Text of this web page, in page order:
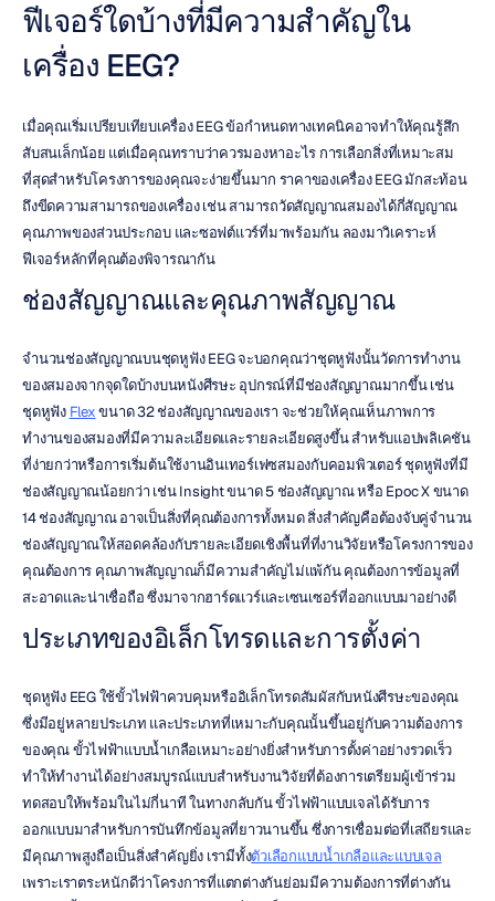
ฟีเจอร์ใดบ้างที่มีความสำคัญใน
เครื่อง EEG?
เมื่อคุณเริ่มเปรียบเทียบเครื่อง EEG ข้อกำหนดทางเทคนิคอาจทำให้คุณรู้สึก
สับสนเล็กน้อย แต่เมื่อคุณทราบว่าควรมองหาอะไร การเลือกสิ่งที่เหมาะสม
ที่สุดสำหรับโครงการของคุณจะง่ายขึ้นมาก ราคาของเครื่อง EEG มักสะท้อน
ถึงขีดความสามารถของเครื่อง เช่น สามารถวัดสัญญาณสมองได้กี่สัญญาณ
คุณภาพของส่วนประกอบ และซอฟต์แวร์ที่มาพร้อมกัน ลองมาวิเคราะห์
ฟีเจอร์หลักที่คุณต้องพิจารณากัน
ช่องสัญญาณและคุณภาพสัญญาณ
จำนวนช่องสัญญาณบนชุดหูฟัง EEG จะบอกคุณว่าชุดหูฟังนั้นวัดการทำงาน
ของสมองจากจุดใดบ้างบนหนังศีรษะ อุปกรณ์ที่มีช่องสัญญาณมากขึ้น เช่น
ชุดหูฟัง Flex ขนาด 32 ช่องสัญญาณของเรา จะช่วยให้คุณเห็นภาพการ
ทำงานของสมองที่มีความละเอียดและรายละเอียดสูงขึ้น สำหรับแอปพลิเคชัน
ที่ง่ายกว่าหรือการเริ่มต้นใช้งานอินเทอร์เฟซสมองกับคอมพิวเตอร์ ชุดหูฟังที่มี
ช่องสัญญาณน้อยกว่า เช่น Insight ขนาด 5 ช่องสัญญาณ หรือ Epoc X ขนาด
14 ช่องสัญญาณ อาจเป็นสิ่งที่คุณต้องการทั้งหมด สิ่งสำคัญคือต้องจับคู่จำนวน
ช่องสัญญาณให้สอดคล้องกับรายละเอียดเชิงพื้นที่ที่งานวิจัยหรือโครงการของ
คุณต้องการ คุณภาพสัญญาณก็มีความสำคัญไม่แพ้กัน คุณต้องการข้อมูลที่
สะอาดและน่าเชื่อถือ ซึ่งมาจากฮาร์ดแวร์และเซนเซอร์ที่ออกแบบมาอย่างดี
ประเภทของอิเล็กโทรดและการตั้งค่า
ชุดหูฟัง EEG ใช้ขั้วไฟฟ้าควบคุมหรืออิเล็กโทรดสัมผัสกับหนังศีรษะของคุณ
ซึ่งมีอยู่หลายประเภท และประเภทที่เหมาะกับคุณนั้นขึ้นอยู่กับความต้องการ
ของคุณ ขั้วไฟฟ้าแบบน้ำเกลือเหมาะอย่างยิ่งสำหรับการตั้งค่าอย่างรวดเร็ว
ทำให้ทำงานได้อย่างสมบูรณ์แบบสำหรับงานวิจัยที่ต้องการเตรียมผู้เข้าร่วม
ทดสอบให้พร้อมในไม่กี่นาที ในทางกลับกัน ขั้วไฟฟ้าแบบเจลได้รับการ
ออกแบบมาสำหรับการบันทึกข้อมูลที่ยาวนานขึ้น ซึ่งการเชื่อมต่อที่เสถียรและ
มีคุณภาพสูงถือเป็นสิ่งสำคัญยิ่ง เรามีทั้งตัวเลือกแบบน้ำเกลือและแบบเจล
เพราะเราตระหนักดีว่าโครงการที่แตกต่างกันย่อมมีความต้องการที่ต่างกัน